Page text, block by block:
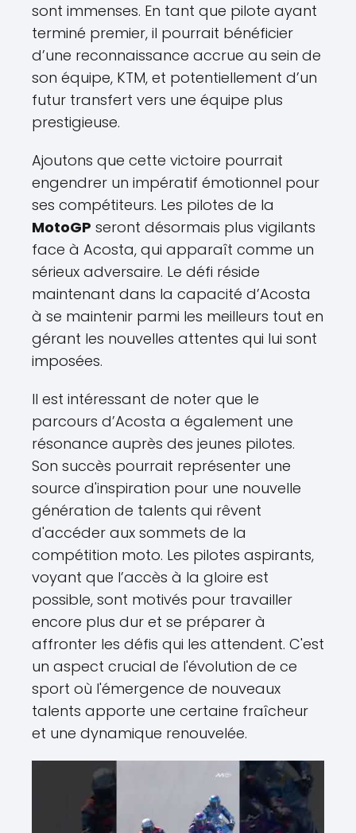
sont immenses. En tant que pilote ayant
terminé premier, il pourrait bénéficier
d’une reconnaissance accrue au sein de
son équipe, KTM, et potentiellement d’un
futur transfert vers une équipe plus
prestigieuse.
Ajoutons que cette victoire pourrait
engendrer un impératif émotionnel pour
ses compétiteurs. Les pilotes de la
MotoGP seront désormais plus vigilants
face à Acosta, qui apparaît comme un
sérieux adversaire. Le défi réside
maintenant dans la capacité d’Acosta
à se maintenir parmi les meilleurs tout en
gérant les nouvelles attentes qui lui sont
imposées.
Il est intéressant de noter que le
parcours d’Acosta a également une
résonance auprès des jeunes pilotes.
Son succès pourrait représenter une
source d'inspiration pour une nouvelle
génération de talents qui rêvent
d'accéder aux sommets de la
compétition moto. Les pilotes aspirants,
voyant que l’accès à la gloire est
possible, sont motivés pour travailler
encore plus dur et se préparer à
affronter les défis qui les attendent. C'est
un aspect crucial de l'évolution de ce
sport où l'émergence de nouveaux
talents apporte une certaine fraîcheur
et une dynamique renouvelée.